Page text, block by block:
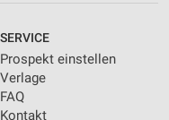
SERVICE
Prospekt einstellen
Verlage
FAQ
Kontakt